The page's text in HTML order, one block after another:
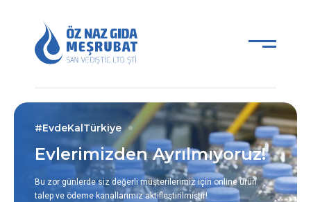
#EvdeKalTürkiye
Evlerimizden Ayrılmıyoruz!
Bu zor günlerde siz değerli müşterilerimiz için online ürün
talep ve ödeme kanallarımız aktifleştirilmiştir!